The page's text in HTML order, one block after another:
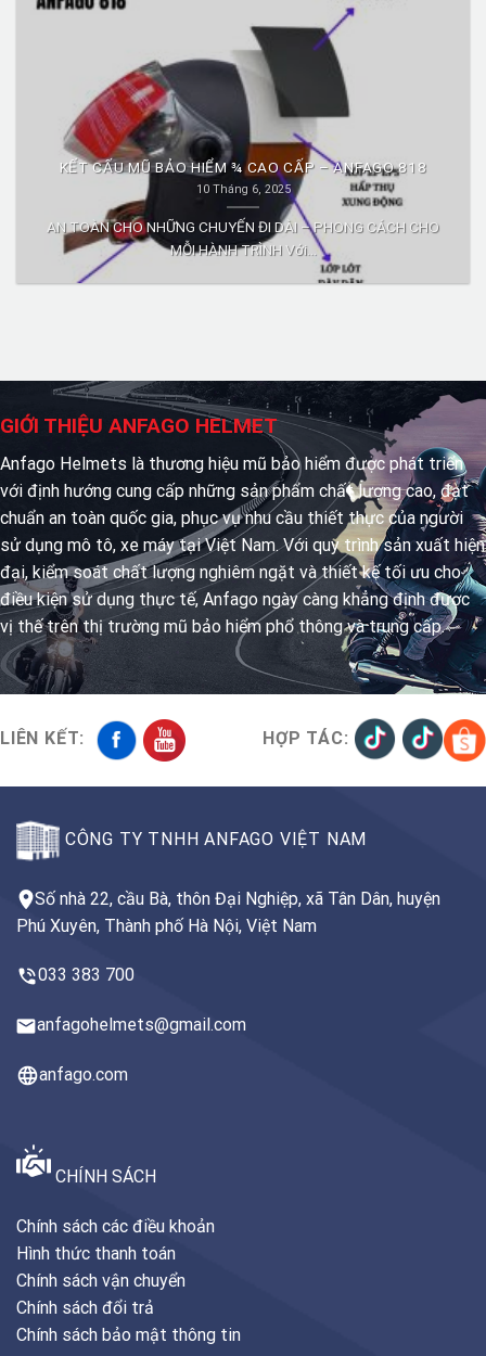
KẾT CẤU MŨ BẢO HIỂM ¾ CAO CẤP – ANFAGO 818
10 Tháng 6, 2025
AN TOÀN CHO NHỮNG CHUYẾN ĐI DÀI – PHONG CÁCH CHO
MỖI HÀNH TRÌNH Với...
GIỚI THIỆU ANFAGO HELMET
Anfago Helmets là thương hiệu mũ bảo hiểm được phát triển
với định hướng cung cấp những sản phẩm chất lượng cao, đạt
chuẩn an toàn quốc gia, phục vụ nhu cầu thiết thực của người
sử dụng mô tô, xe máy tại Việt Nam. Với quy trình sản xuất hiện
đại, kiểm soát chất lượng nghiêm ngặt và thiết kế tối ưu cho
điều kiện sử dụng thực tế, Anfago ngày càng khẳng định được
vị thế trên thị trường mũ bảo hiểm phổ thông và trung cấp.
LIÊN KẾT: HỢP TÁC:
CÔNG TY TNHH ANFAGO VIỆT NAM
Số nhà 22, cầu Bà, thôn Đại Nghiệp, xã Tân Dân, huyện
Phú Xuyên, Thành phố Hà Nội, Việt Nam
033 383 700
anfagohelmets@gmail.com
anfago.com
CHÍNH SÁCH
Chính sách các điều khoản
Hình thức thanh toán
Chính sách vận chuyển
Chính sách đổi trả
Chính sách bảo mật thông tin